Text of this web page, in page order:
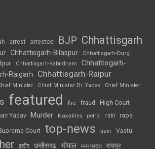
arrest arrested BJP Chhattisgarh
Chhattisgarh-Bilaspur Chhattisgarh-Durg
Chhattisgarh-Kabirdham
Chhattisgarh-
Raigarh Chhattisgarh-Raipur
Minister Chief Minister Dr. Yadav Chief Minister
featured fire fraud High Court
Yadav Murder Naxalites petrol rain rape
Court top-news train Vastu
इंदौर छत्तीसगढ़ भोपाल मध्य प्रदेश रायपुर